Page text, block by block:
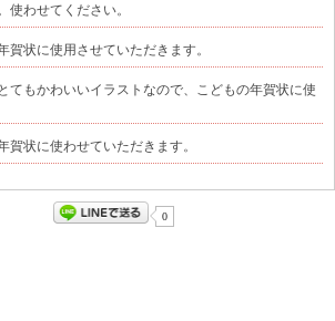
使わせてください。
賀状に使用させていただきます。
てもかわいいイラストなので、こどもの年賀状に使
賀状に使わせていただきます。
0